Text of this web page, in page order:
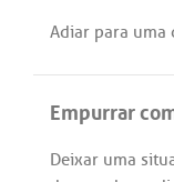
Adiar para uma
Empurrar
Deixar uma